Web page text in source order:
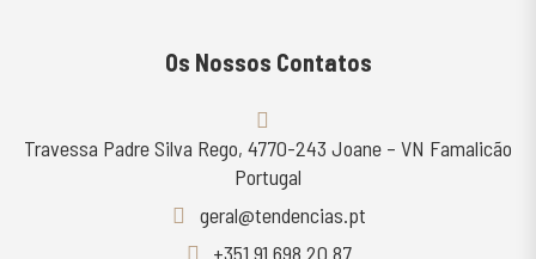
Os Nossos Contatos
Travessa Padre Silva Rego, 4770-243 Joane – VN Famalicão
Portugal
geral@tendencias.pt
+351 91 698 20 87